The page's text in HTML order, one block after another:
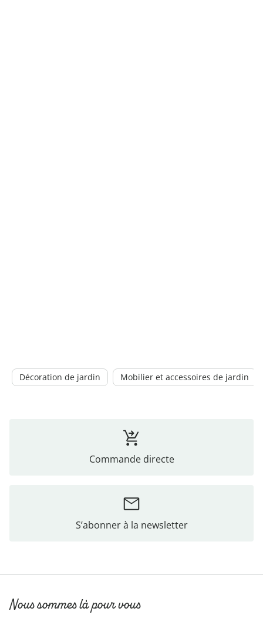
Décoration de jardin Mobilier et accessoires de jardin
Commande directe
S’abonner à la newsletter
Nous sommes là pour vous